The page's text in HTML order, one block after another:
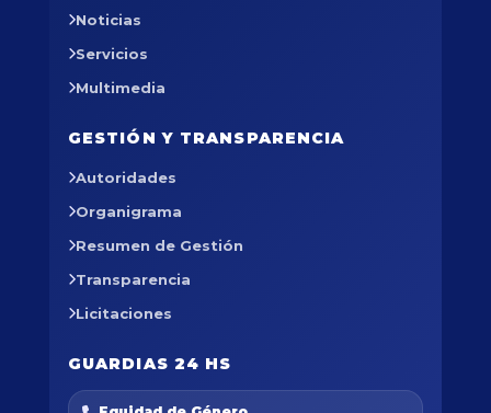
Noticias
Servicios
Multimedia
GESTIÓN Y TRANSPARENCIA
Autoridades
Organigrama
Resumen de Gestión
Transparencia
Licitaciones
GUARDIAS 24 HS